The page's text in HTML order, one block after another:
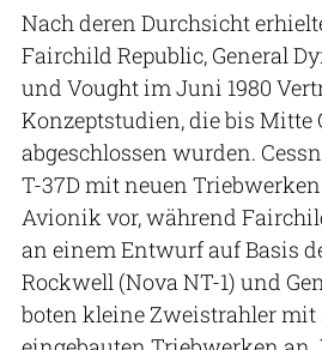
Nach deren Durchsicht
Fairchild Republic, General
und Vought im Juni 1980
Konzeptstudien, die bis Mitte
abgeschlossen wurden.
T-37D mit neuen
Avionik vor, während
an einem Entwurf auf Basis
Rockwell (Nova NT-1) und
boten kleine Zweistrahler